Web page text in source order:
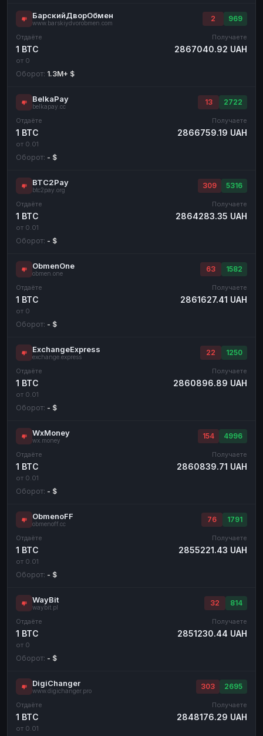
БарскийДворОбмен
www.barskiydvorobmen.com
2 969
Отдаёте
1 BTC
от 0
Получаете
2867040.92 UAH
Оборот: 1.3M+ $
BelkaPay
belkapay.cc
13 2722
Отдаёте
1 BTC
от 0.01
Получаете
2866759.19 UAH
Оборот: - $
BTC2Pay
btc2pay.org
309 5316
Отдаёте
1 BTC
от 0.01
Получаете
2864283.35 UAH
Оборот: - $
ObmenOne
obmen.one
63 1582
Отдаёте
1 BTC
от 0
Получаете
2861627.41 UAH
Оборот: - $
ExchangeExpress
exchange.express
22 1250
Отдаёте
1 BTC
от 0.01
Получаете
2860896.89 UAH
Оборот: - $
WxMoney
wx.money
154 4996
Отдаёте
1 BTC
от 0.01
Получаете
2860839.71 UAH
Оборот: - $
ObmenoFF
obmenoff.cc
76 1791
Отдаёте
1 BTC
от 0.01
Получаете
2855221.43 UAH
Оборот: - $
WayBit
waybit.pl
32 814
Отдаёте
1 BTC
от 0
Получаете
2851230.44 UAH
Оборот: - $
DigiChanger
www.digichanger.pro
303 2695
Отдаёте
1 BTC
от 0.01
Получаете
2848176.29 UAH